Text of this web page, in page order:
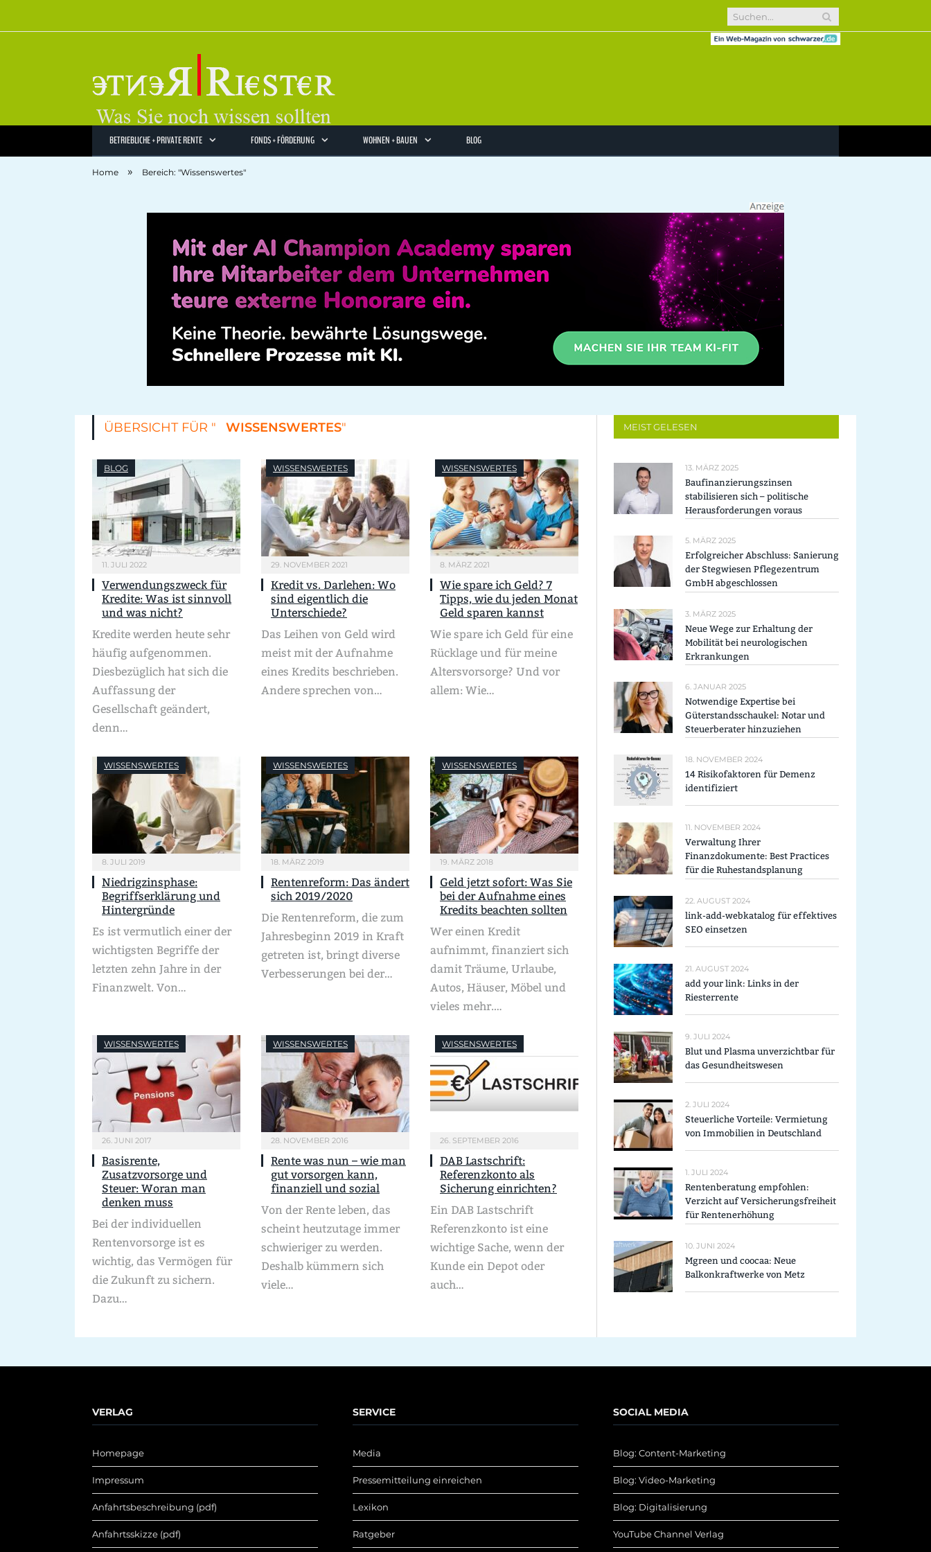
BETRIEBLICHE + PRIVATE RENTE FONDS + FÖRDERUNG WOHNEN + BAUEN BLOG
Home » Bereich: "Wissenswertes"
ÜBERSICHT FÜR " WISSENSWERTES"
BLOG
11. JULI 2022
Verwendungszweck für
Kredite: Was ist sinnvoll
und was nicht?
Kredite werden heute sehr
häufig aufgenommen.
Diesbezüglich hat sich die
Auffassung der
Gesellschaft geändert,
denn…
WISSENSWERTES
29. NOVEMBER 2021
Kredit vs. Darlehen: Wo
sind eigentlich die
Unterschiede?
Das Leihen von Geld wird
meist mit der Aufnahme
eines Kredits beschrieben.
Andere sprechen von…
WISSENSWERTES
8. MÄRZ 2021
Wie spare ich Geld? 7
Tipps, wie du jeden Monat
Geld sparen kannst
Wie spare ich Geld für eine
Rücklage und für meine
Altersvorsorge? Und vor
allem: Wie…
WISSENSWERTES
8. JULI 2019
Niedrigzinsphase:
Begriffserklärung und
Hintergründe
Es ist vermutlich einer der
wichtigsten Begriffe der
letzten zehn Jahre in der
Finanzwelt. Von…
WISSENSWERTES
18. MÄRZ 2019
Rentenreform: Das ändert
sich 2019/2020
Die Rentenreform, die zum
Jahresbeginn 2019 in Kraft
getreten ist, bringt diverse
Verbesserungen bei der…
WISSENSWERTES
19. MÄRZ 2018
Geld jetzt sofort: Was Sie
bei der Aufnahme eines
Kredits beachten sollten
Wer einen Kredit
aufnimmt, finanziert sich
damit Träume, Urlaube,
Autos, Häuser, Möbel und
vieles mehr.…
WISSENSWERTES
26. JUNI 2017
Basisrente,
Zusatzvorsorge und
Steuer: Woran man
denken muss
Bei der individuellen
Rentenvorsorge ist es
wichtig, das Vermögen für
die Zukunft zu sichern.
Dazu…
WISSENSWERTES
28. NOVEMBER 2016
Rente was nun – wie man
gut vorsorgen kann,
finanziell und sozial
Von der Rente leben, das
scheint heutzutage immer
schwieriger zu werden.
Deshalb kümmern sich
viele…
WISSENSWERTES
26. SEPTEMBER 2016
DAB Lastschrift:
Referenzkonto als
Sicherung einrichten?
Ein DAB Lastschrift
Referenzkonto ist eine
wichtige Sache, wenn der
Kunde ein Depot oder
auch…
MEIST GELESEN
13. MÄRZ 2025
Baufinanzierungszinsen
stabilisieren sich – politische
Herausforderungen voraus
5. MÄRZ 2025
Erfolgreicher Abschluss: Sanierung
der Stegwiesen Pflegezentrum
GmbH abgeschlossen
3. MÄRZ 2025
Neue Wege zur Erhaltung der
Mobilität bei neurologischen
Erkrankungen
6. JANUAR 2025
Notwendige Expertise bei
Güterstandsschaukel: Notar und
Steuerberater hinzuziehen
18. NOVEMBER 2024
14 Risikofaktoren für Demenz
identifiziert
11. NOVEMBER 2024
Verwaltung Ihrer
Finanzdokumente: Best Practices
für die Ruhestandsplanung
22. AUGUST 2024
link-add-webkatalog für effektives
SEO einsetzen
21. AUGUST 2024
add your link: Links in der
Riesterrente
9. JULI 2024
Blut und Plasma unverzichtbar für
das Gesundheitswesen
2. JULI 2024
Steuerliche Vorteile: Vermietung
von Immobilien in Deutschland
1. JULI 2024
Rentenberatung empfohlen:
Verzicht auf Versicherungsfreiheit
für Rentenerhöhung
10. JUNI 2024
Mgreen und coocaa: Neue
Balkonkraftwerke von Metz
VERLAG
Homepage
Impressum
Anfahrtsbeschreibung (pdf)
Anfahrtsskizze (pdf)
SERVICE
Media
Pressemitteilung einreichen
Lexikon
Ratgeber
SOCIAL MEDIA
Blog: Content-Marketing
Blog: Video-Marketing
Blog: Digitalisierung
YouTube Channel Verlag